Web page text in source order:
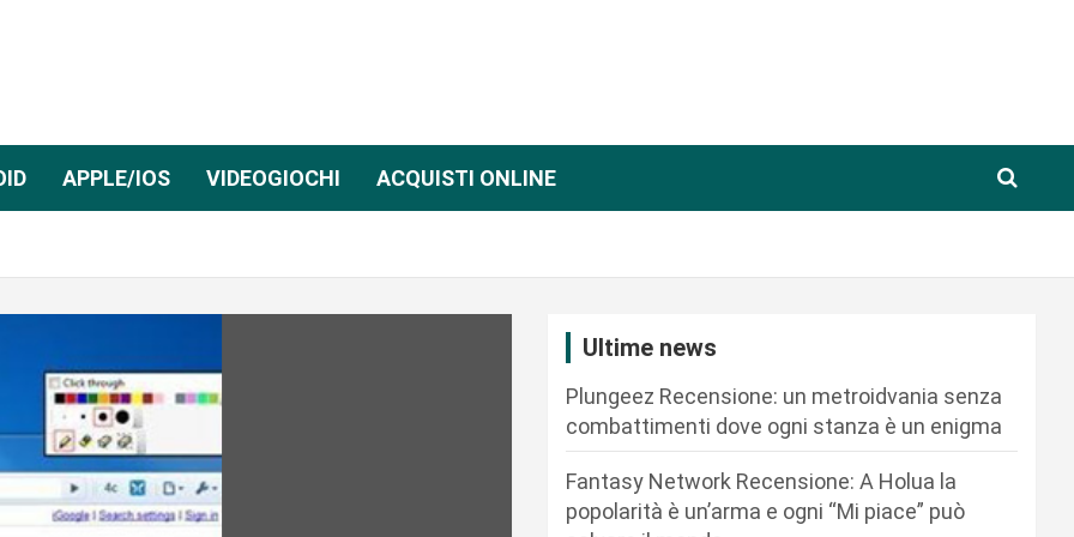
APPLE/IOS VIDEOGIOCHI ACQUISTI ONLINE
Ultime news
Plungeez Recensione: un metroidvania senza
combattimenti dove ogni stanza è un enigma
Fantasy Network Recensione: A Holua la
popolarità è un’arma e ogni “Mi piace” può